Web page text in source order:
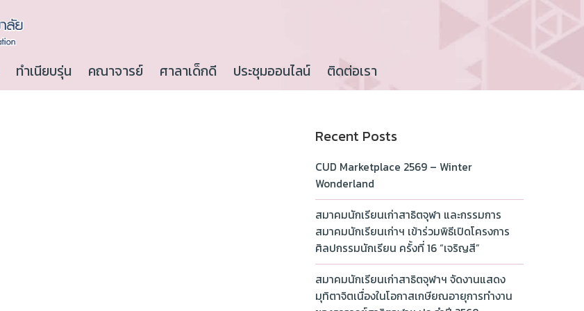
ทำเนียบรุ่น คณาจารย์ ศาลาเด็กดี ประชุมออนไลน์ ติดต่อเรา
Recent Posts
CUD Marketplace 2569 – Winter
Wonderland
สมาคมนักเรียนเก่าสาธิตจุฬา และกรรมการ
สมาคมนักเรียนเก่าฯ เข้าร่วมพิธีเปิดโครงการ
ศิลปกรรมนักเรียน ครั้งที่ 16 “เจริญสี”
สมาคมนักเรียนเก่าสาธิตจุฬาฯ จัดงานแสดง
มุทิตาจิตเนื่องในโอกาสเกษียณอายุการทำงาน